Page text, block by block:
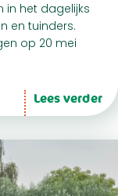
in het dagelijks
en tuinders.
op 20 mei
Lees verder